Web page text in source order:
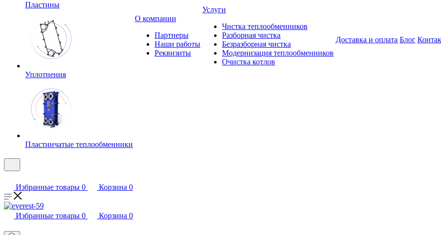
Пластины
Уплотнения
Пластинчатые теплообменники
О компании
Партнеры
Наши работы
Реквизиты
Услуги
Чистка теплообменников
Разборная чистка
Безразборная чистка
Модернизация теплообменников
Очистка котлов
Доставка и оплата Блог
Избранные товары 0 Корзина 0
Избранные товары 0 Корзина 0